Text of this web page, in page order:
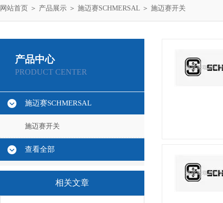
网站首页 ＞ 产品展示 ＞ 施迈赛SCHMERSAL ＞ 施迈赛开关
产品中心
PRODUCT CENTER
施迈赛SCHMERSAL
施迈赛开关
查看全部
相关文章